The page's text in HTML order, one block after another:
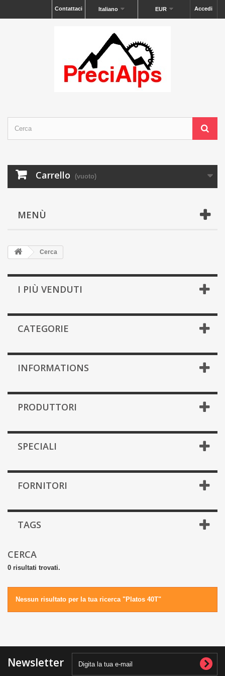
Accedi
EUR
Italiano
Contattaci
Carrello (vuoto)
MENÙ
Cerca
I PIÙ VENDUTI
CATEGORIE
INFORMATIONS
PRODUTTORI
SPECIALI
FORNITORI
TAGS
CERCA
0 risultati trovati.
Nessun risultato per la tua ricerca "Platos 40T"
Newsletter